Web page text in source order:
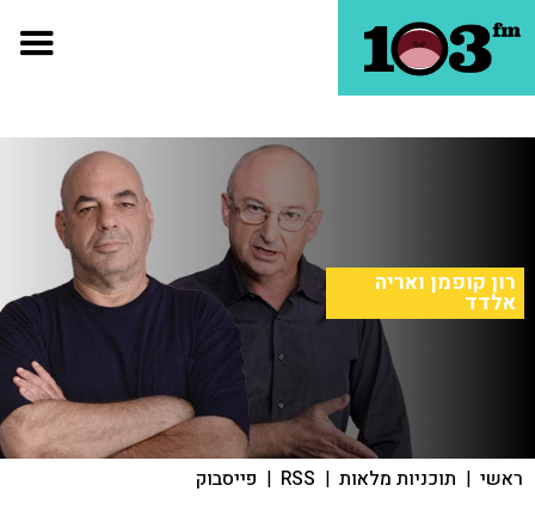
רון קופמן ואריה
אלדד
ראשי | תוכניות מלאות |
RSS
| פייסבוק